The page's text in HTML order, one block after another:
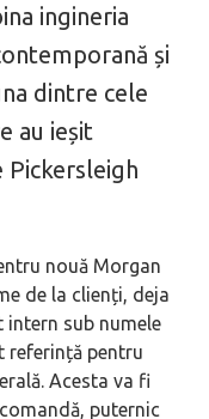
ingineria
și
dintre cele
au ieșit
nouă Morgan
de la clienți, deja
sub numele
referință pentru
Acesta va fi
puternic